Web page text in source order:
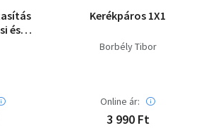
és
Kerékpáros 1X1
Borbély Tibor
Online ár:
3 990 Ft